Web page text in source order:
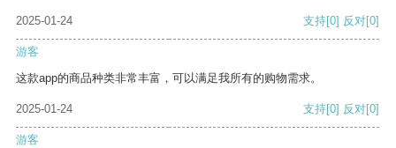
2025-01-24 支持[0] 反对[0]
游客
这款app的商品种类非常丰富，可以满足我所有的购物需求。
2025-01-24 支持[0] 反对[0]
游客